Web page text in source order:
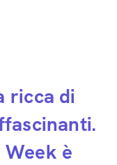
ricca di
è